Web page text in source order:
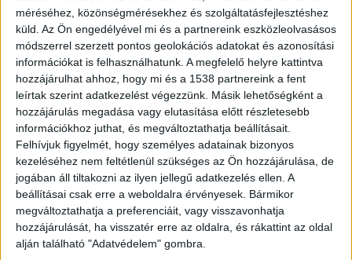
méréséhez, közönségmérésekhez és szolgáltatásfejlesztéshez
küld. Az Ön engedélyével mi és a partnereink eszközleolvasásos
módszerrel szerzett pontos geolokációs adatokat és azonosítási
információkat is felhasználhatunk. A megfelelő helyre kattintva
hozzájárulhat ahhoz, hogy mi és a 1538 partnereink a fent
leírtak szerint adatkezelést végezzünk. Másik lehetőségként a
hozzájárulás megadása vagy elutasítása előtt részletesebb
információkhoz juthat, és megváltoztathatja beállításait.
Felhívjuk figyelmét, hogy személyes adatainak bizonyos
kezeléséhez nem feltétlenül szükséges az Ön hozzájárulása, de
jogában áll tiltakozni az ilyen jellegű adatkezelés ellen. A
beállításai csak erre a weboldalra érvényesek. Bármikor
megváltoztathatja a preferenciáit, vagy visszavonhatja
hozzájárulását, ha visszatér erre az oldalra, és rákattint az oldal
alján található "Adatvédelem" gombra.
érintett intézmény, a Szeged-Csanádi
egyházmegye által fenntartott Szent Ágota
Gyermekvédelmi Szolgáltató.A Kékvillogó
legfrissebb híreit ide kattintva éred el! A
Facebookon már 341 ezernél is többen követnek
minket